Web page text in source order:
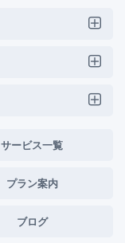
サービス一覧
プラン案内
ブログ